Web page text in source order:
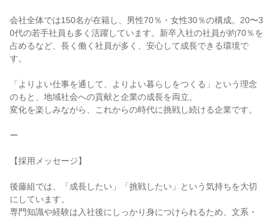
会社全体では150名が在籍し、男性70％・女性30％の構成。20〜3
0代の若手社員も多く活躍しています。新卒入社の社員が約70％を
占めるなど、長く働く社員が多く、安心して成長できる環境で
す。
「よりよい仕事を通して、よりよい暮らしをつくる」という理念
のもと、地域社会への貢献と企業の成長を両立。
変化を楽しみながら、これからの時代に挑戦し続ける企業です。
ー
【採用メッセージ】
後藤組では、「成長したい」「挑戦したい」という気持ちを大切
にしています。
専門知識や経験は入社後にしっかり身につけられるため、文系・